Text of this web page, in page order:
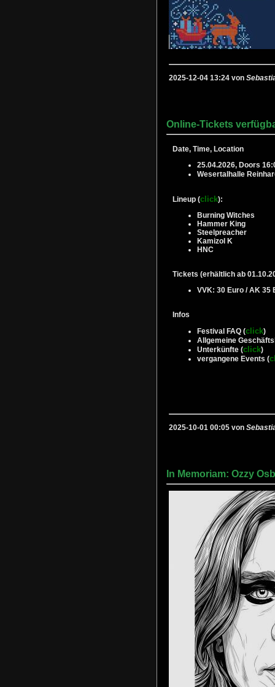
2025-12-04 13:24 von
Online-Tickets
Date, Time, Location
25.04.2026, Doors
Wesertalhalle
Lineup (click):
Burning Witches
Hammer King
Steelpreacher
Kamizol K
HNC
Tickets (erhältlich ab
VVK: 30 Euro / AK 35
Infos
Festival FAQ (click)
Allgemeine
Unterkünfte (click)
vergangene Events (
2025-10-01 00:05 von
In Memoriam: Ozzy